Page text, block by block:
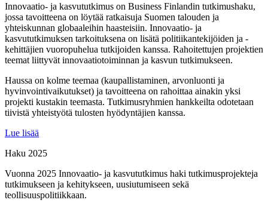
Innovaatio- ja kasvututkimus on Business Finlandin tutkimushaku,
jossa tavoitteena on löytää ratkaisuja Suomen talouden ja
yhteiskunnan globaaleihin haasteisiin. Innovaatio- ja
kasvututkimuksen tarkoituksena on lisätä politiikantekijöiden ja -
kehittäjien vuoropuhelua tutkijoiden kanssa. Rahoitettujen projektien
teemat liittyvät innovaatiotoiminnan ja kasvun tutkimukseen.
Haussa on kolme teemaa (kaupallistaminen, arvonluonti ja
hyvinvointivaikutukset) ja tavoitteena on rahoittaa ainakin yksi
projekti kustakin teemasta. Tutkimusryhmien hankkeilta odotetaan
tiivistä yhteistyötä tulosten hyödyntäjien kanssa.
Lue lisää
Haku 2025
Vuonna 2025 Innovaatio- ja kasvututkimus haki tutkimusprojekteja
tutkimukseen ja kehitykseen, uusiutumiseen sekä
teollisuuspolitiikkaan.